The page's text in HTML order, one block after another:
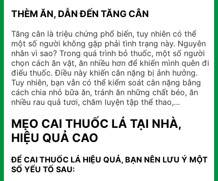
THÈM ĂN, DẪN ĐẾN TĂNG CÂN
Tăng cân là triệu chứng phổ biến, tuy nhiên có thể
một số người không gặp phải tình trạng này. Nguyên
nhân vì sao? Trong quá trình bỏ thuốc, một số người
chọn cách ăn vặt, ăn nhiều hơn để khiến mình quên đi
điếu thuốc. Điều này khiến cân nặng bị ảnh hưởng.
Tuy nhiên, bạn vẫn có thể kiểm soát cân nặng bằng
cách chia nhỏ bữa ăn, tránh ăn những chất béo, ăn
nhiều rau quả tươi, chăm luyện tập thể thao,…
MẸO CAI THUỐC LÁ TẠI NHÀ,
HIỆU QUẢ CAO
ĐỂ CAI THUỐC LÁ HIỆU QUẢ, BẠN NÊN LƯU Ý MỘT
SỐ YẾU TỐ SAU: